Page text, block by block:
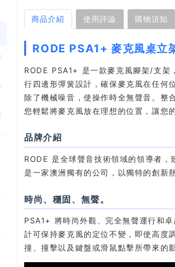
商品介紹 使用評論 購物須知
RODE PSA1+ 麥克風桌立
RODE PSA1+ 是一款麥克風腳架/支
行四邊形彈簧設計，確保麥克風在任何
除了機械噪音，使操作時全無聲音。整
您輕鬆將麥克風放在理想的位置，讓您
品牌介紹
RODE 是全球聲音技術領域的領導者
是一家澳洲獨有的公司，以獨特的創新
時尚、穩固、無聲。
PSA1+ 將時尚外觀、完全無聲運行和
計可保持麥克風的定位不變，即使高度
撞、撞擊以及鍵盤或滑鼠點擊所帶來的